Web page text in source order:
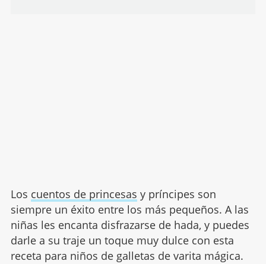
Los cuentos de princesas y príncipes son
siempre un éxito entre los más pequeños. A las
niñas les encanta disfrazarse de hada, y puedes
darle a su traje un toque muy dulce con esta
receta para niños de galletas de varita mágica.